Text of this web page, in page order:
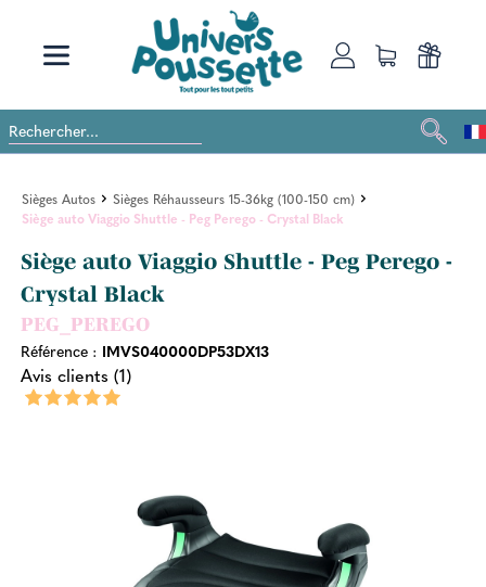
Sièges Autos
Sièges Réhausseurs 15-36kg (100-150 cm)
Siège auto Viaggio Shuttle - Peg Perego - Crystal Black
Siège auto Viaggio Shuttle - Peg Perego -
Crystal Black
PEG_PEREGO
Référence : IMVS040000DP53DX13
Avis clients (1)